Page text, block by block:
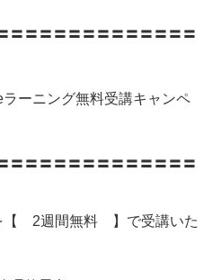
〓〓〓〓〓〓〓〓〓〓〓〓〓
ニング無料受講キャンペ
〓〓〓〓〓〓〓〓〓〓〓〓〓
【 2週間無料 】で受講いた